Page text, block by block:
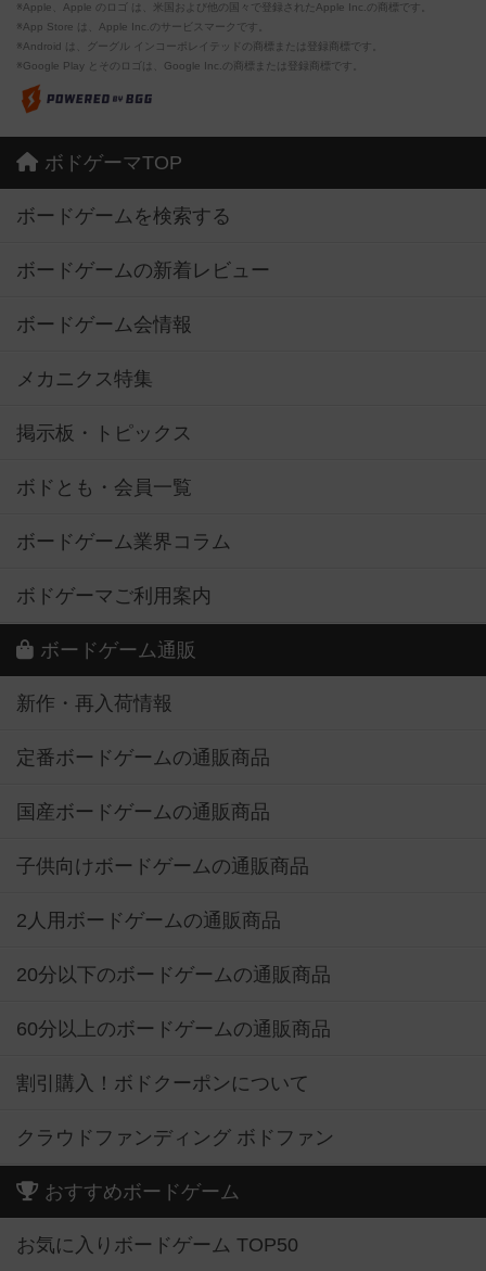
※Apple、Apple のロゴ は、米国および他の国々で登録されたApple Inc.の商標です。
※App Store は、Apple Inc.のサービスマークです。
※Android は、グーグル インコーポレイテッドの商標または登録商標です。
※Google Play とそのロゴは、Google Inc.の商標または登録商標です。
ボドゲーマTOP
ボードゲームを検索する
ボードゲームの新着レビュー
ボードゲーム会情報
メカニクス特集
掲示板・トピックス
ボドとも・会員一覧
ボードゲーム業界コラム
ボドゲーマご利用案内
ボードゲーム通販
新作・再入荷情報
定番ボードゲームの通販商品
国産ボードゲームの通販商品
子供向けボードゲームの通販商品
2人用ボードゲームの通販商品
20分以下のボードゲームの通販商品
60分以上のボードゲームの通販商品
割引購入！ボドクーポンについて
クラウドファンディング ボドファン
おすすめボードゲーム
お気に入りボードゲーム TOP50